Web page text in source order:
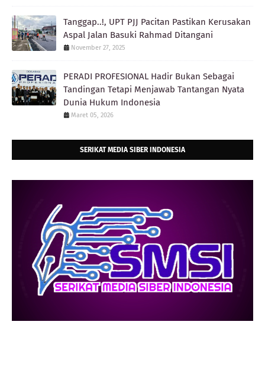
Tanggap..!, UPT PJJ Pacitan Pastikan Kerusakan
Aspal Jalan Basuki Rahmad Ditangani
November 27, 2025
PERADI PROFESIONAL Hadir Bukan Sebagai
Tandingan Tetapi Menjawab Tantangan Nyata
Dunia Hukum Indonesia
Maret 05, 2026
SERIKAT MEDIA SIBER INDONESIA